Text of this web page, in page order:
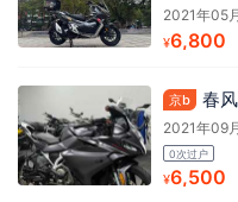
2021年05
¥6,800
京b 春
2021年09
0次过户
¥6,500